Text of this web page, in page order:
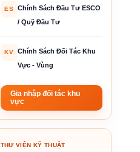
ES
Chính Sách Đầu Tư ESCO
/ Quỹ Đầu Tư
KV
Chính Sách Đối Tác Khu
Vực - Vùng
Gia nhập đối tác khu
vực
THƯ VIỆN KỸ THUẬT